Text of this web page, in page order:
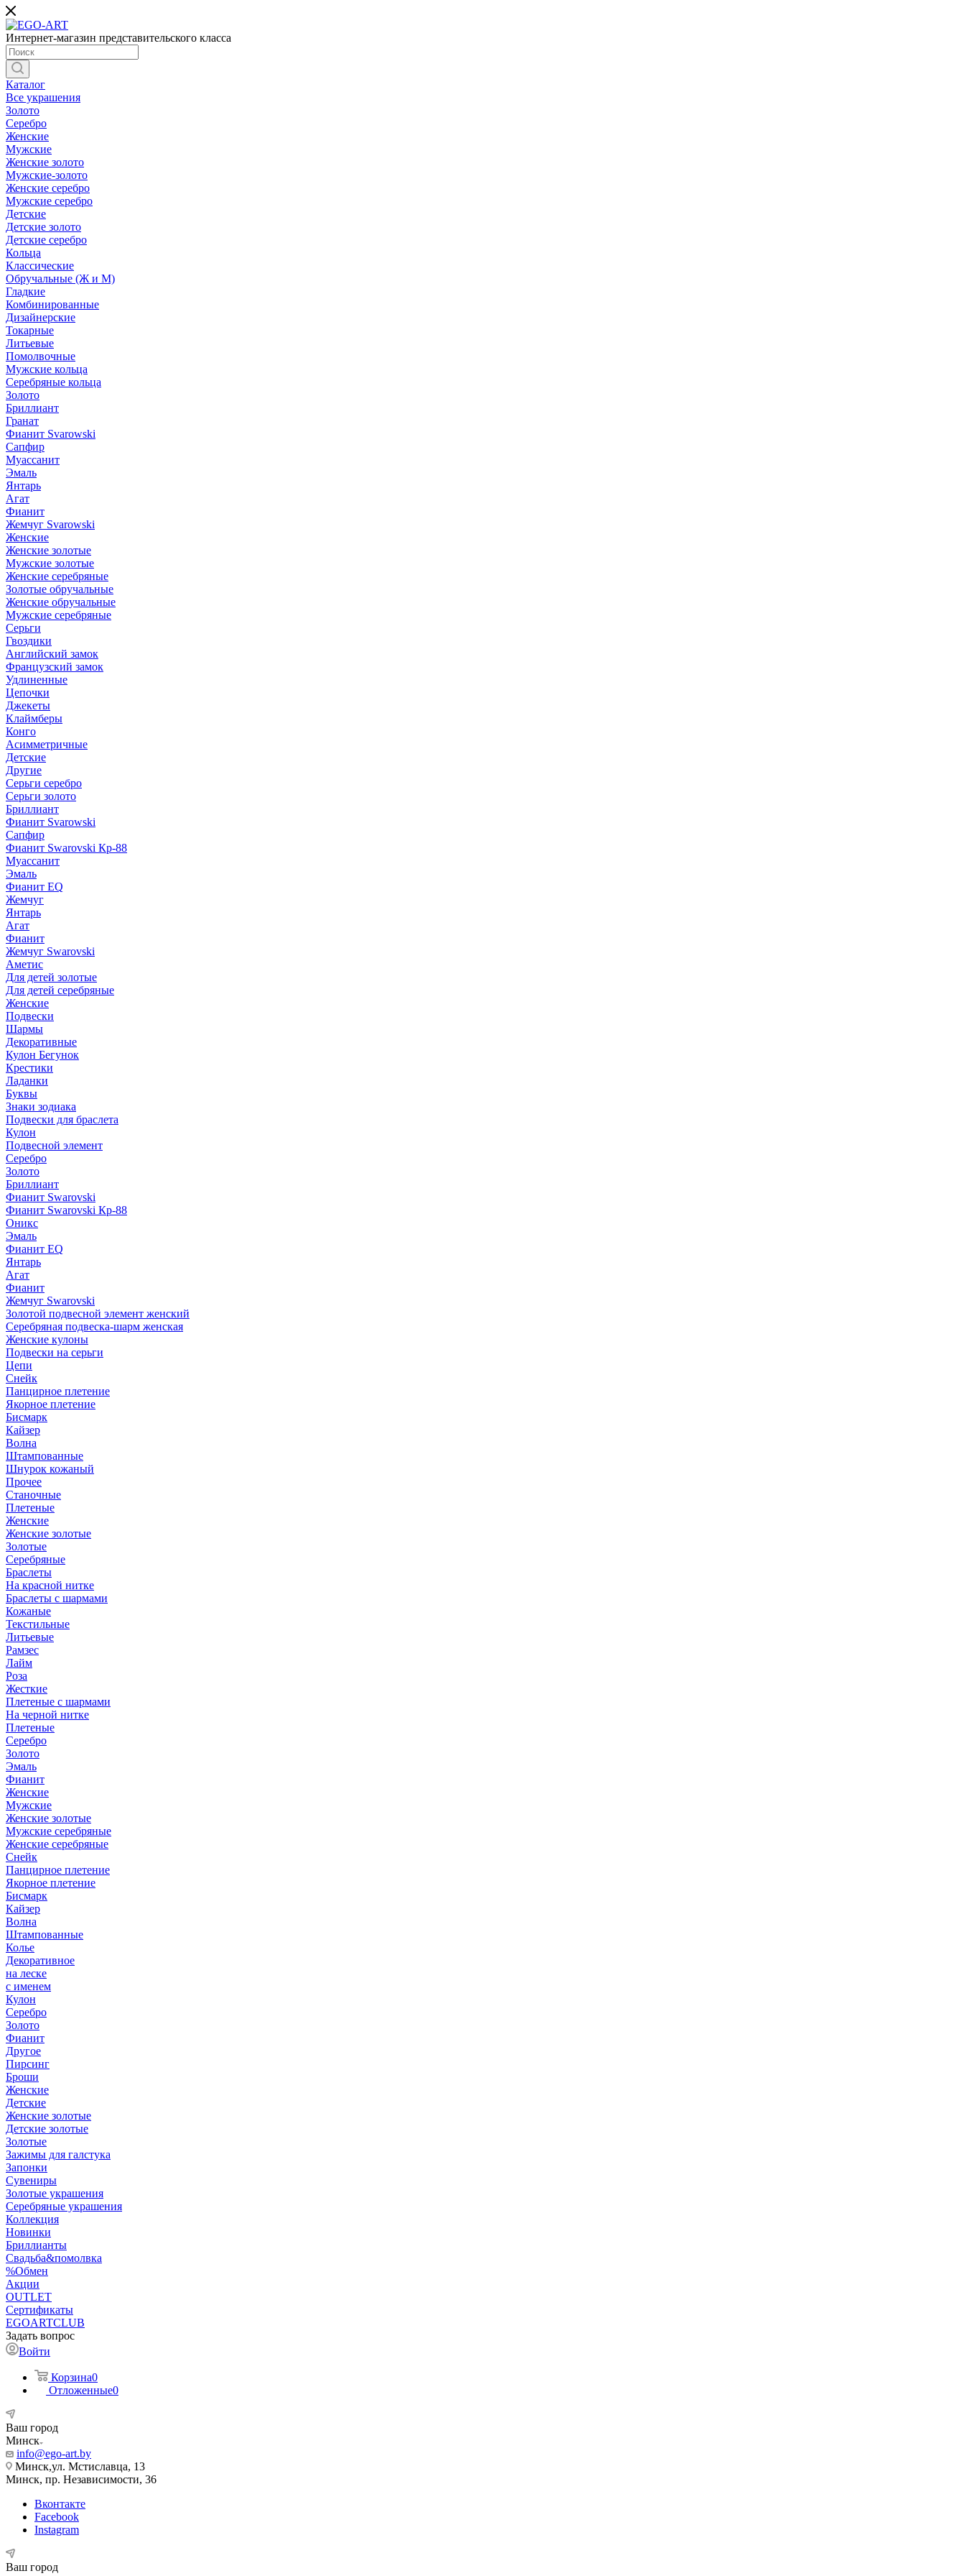
Интернет-магазин представительского класса
Каталог
Все украшения
Золото
Серебро
Женские
Мужские
Женские золото
Мужские-золото
Женские серебро
Мужские серебро
Детские
Детские золото
Детские серебро
Кольца
Классические
Обручальные (Ж и М)
Гладкие
Комбинированные
Дизайнерские
Токарные
Литьевые
Помолвочные
Мужские кольца
Серебряные кольца
Золото
Бриллиант
Гранат
Фианит Svarowski
Сапфир
Муассанит
Эмаль
Янтарь
Агат
Фианит
Жемчуг Svarowski
Женские
Женские золотые
Мужские золотые
Женские серебряные
Золотые обручальные
Женские обручальные
Мужские серебряные
Серьги
Гвоздики
Английский замок
Французский замок
Удлиненные
Цепочки
Джекеты
Клаймберы
Конго
Асимметричные
Детские
Другие
Серьги серебро
Серьги золото
Бриллиант
Фианит Svarowski
Сапфир
Фианит Swarovski Кр-88
Муассанит
Эмаль
Фианит EQ
Жемчуг
Янтарь
Агат
Фианит
Жемчуг Swarovski
Аметис
Для детей золотые
Для детей серебряные
Женские
Подвески
Шармы
Декоративные
Кулон Бегунок
Крестики
Ладанки
Буквы
Знаки зодиака
Подвески для браслета
Кулон
Подвесной элемент
Серебро
Золото
Бриллиант
Фианит Swarovski
Фианит Swarovski Кр-88
Оникс
Эмаль
Фианит EQ
Янтарь
Агат
Фианит
Жемчуг Swarovski
Золотой подвесной элемент женcкий
Серебряная подвеска-шарм женская
Женские кулоны
Подвески на серьги
Цепи
Снейк
Панцирное плетение
Якорное плетение
Бисмарк
Кайзер
Волна
Штампованные
Шнурок кожаный
Прочее
Станочные
Плетеные
Женские
Женские золотые
Золотые
Серебряные
Браслеты
На красной нитке
Браслеты с шармами
Кожаные
Текстильные
Литьевые
Рамзес
Лайм
Роза
Жесткие
Плетеные с шармами
На черной нитке
Плетеные
Серебро
Золото
Эмаль
Фианит
Женские
Мужские
Женские золотые
Мужские серебряные
Женские серебряные
Снейк
Панцирное плетение
Якорное плетение
Бисмарк
Кайзер
Волна
Штампованные
Колье
Декоративное
на леске
с именем
Кулон
Серебро
Золото
Фианит
Другое
Пирсинг
Броши
Женские
Детские
Женские золотые
Детские золотые
Золотые
Зажимы для галстука
Запонки
Сувениры
Золотые украшения
Серебряные украшения
Коллекция
Новинки
Бриллианты
Свадьба&помолвка
%Обмен
Акции
OUTLET
Сертификаты
EGOARTCLUB
Задать вопрос
Войти
Корзина0
Отложенные0
Ваш город
Минск
info@ego-art.by
Минск,ул. Мстиславца, 13
Минск, пр. Независимости, 36
Вконтакте
Facebook
Instagram
Ваш город